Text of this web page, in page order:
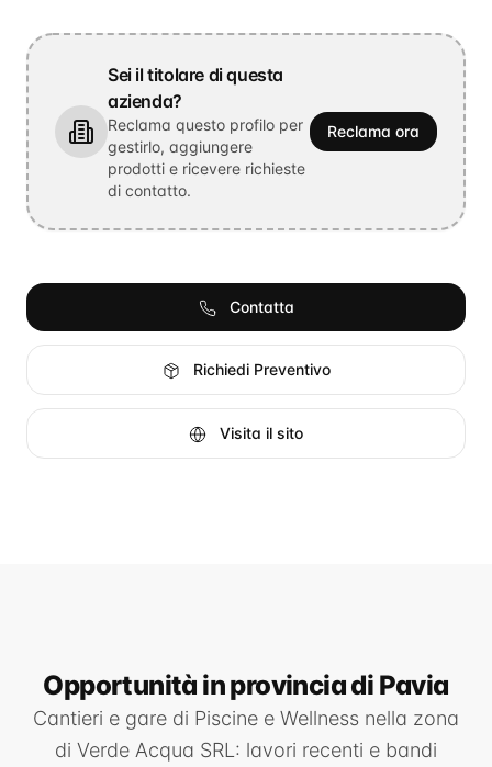
Sei il titolare di questa
azienda?
Reclama questo profilo per
gestirlo, aggiungere
prodotti e ricevere richieste
di contatto.
Reclama ora
Contatta
Richiedi Preventivo
Visita il sito
Opportunità in provincia di Pavia
Cantieri e gare di Piscine e Wellness nella zona
di Verde Acqua SRL : lavori recenti e bandi